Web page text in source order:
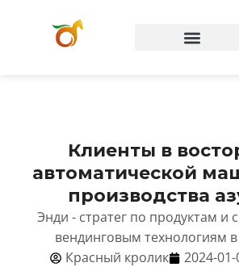
Клиенты в
автоматической
производства
Энди - стратег по продуктам и
вендинговым технологиям
Красный кролик
2024-01-